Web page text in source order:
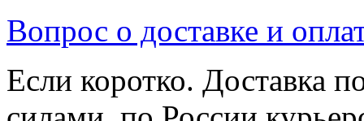
Вопрос о доставке и
Если коротко. Доставка